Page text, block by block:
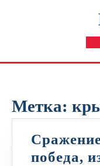
Метка:
победа,